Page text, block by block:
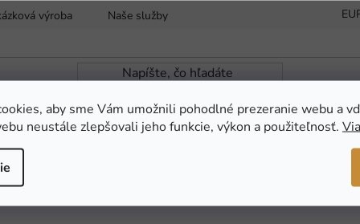
aby sme Vám umožnili pohodlné prezeranie webu a
neustále zlepšovali jeho funkcie, výkon a použiteľnosť.
výroba Naše služby Reklamácia a vrátenie tovaru